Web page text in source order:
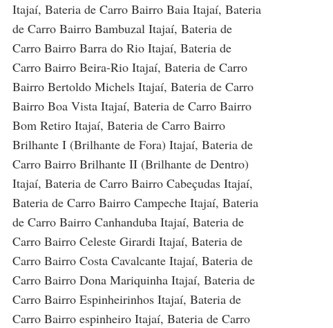
Itajaí, Bateria de Carro Bairro Baia Itajaí, Bateria
de Carro Bairro Bambuzal Itajaí, Bateria de
Carro Bairro Barra do Rio Itajaí, Bateria de
Carro Bairro Beira-Rio Itajaí, Bateria de Carro
Bairro Bertoldo Michels Itajaí, Bateria de Carro
Bairro Boa Vista Itajaí, Bateria de Carro Bairro
Bom Retiro Itajaí, Bateria de Carro Bairro
Brilhante I (Brilhante de Fora) Itajaí, Bateria de
Carro Bairro Brilhante II (Brilhante de Dentro)
Itajaí, Bateria de Carro Bairro Cabeçudas Itajaí,
Bateria de Carro Bairro Campeche Itajaí, Bateria
de Carro Bairro Canhanduba Itajaí, Bateria de
Carro Bairro Celeste Girardi Itajaí, Bateria de
Carro Bairro Costa Cavalcante Itajaí, Bateria de
Carro Bairro Dona Mariquinha Itajaí, Bateria de
Carro Bairro Espinheirinhos Itajaí, Bateria de
Carro Bairro espinheiro Itajaí, Bateria de Carro